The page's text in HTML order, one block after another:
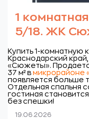
1
5/18. ЖК
Купить 1-комнатную
Краснодарский
«Сюжеты».
37 м² в микрорайоне
появляется больше
Отдельная спальня
гостиная
без спешки!
19.06.2026